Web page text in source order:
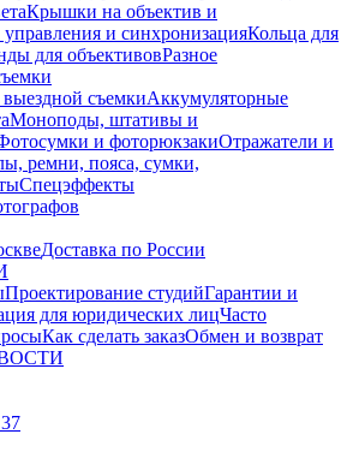
Крышки на объектив и
и синхронизацияКольца для
для объективовРазное
съемкиАккумуляторные
Моноподы, штативы и
и фоторюкзакиОтражатели и
ремни, пояса, сумки,
Спецэффекты
Доставка по России
Проектирование студийГарантии и
для юридических лицЧасто
Как сделать заказОбмен и возврат